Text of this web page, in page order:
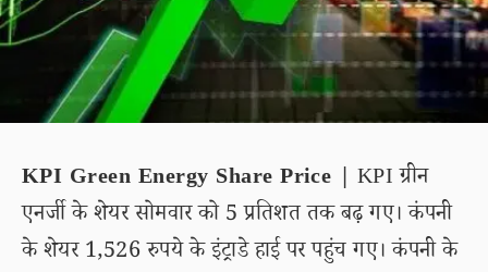
KPI Green Energy Share Price | KPI ग्रीन
एनर्जी के शेयर सोमवार को 5 प्रतिशत तक बढ़ गए। कंपनी
के शेयर 1,526 रुपये के इंट्राडे हाई पर पहुंच गए। कंपनी के